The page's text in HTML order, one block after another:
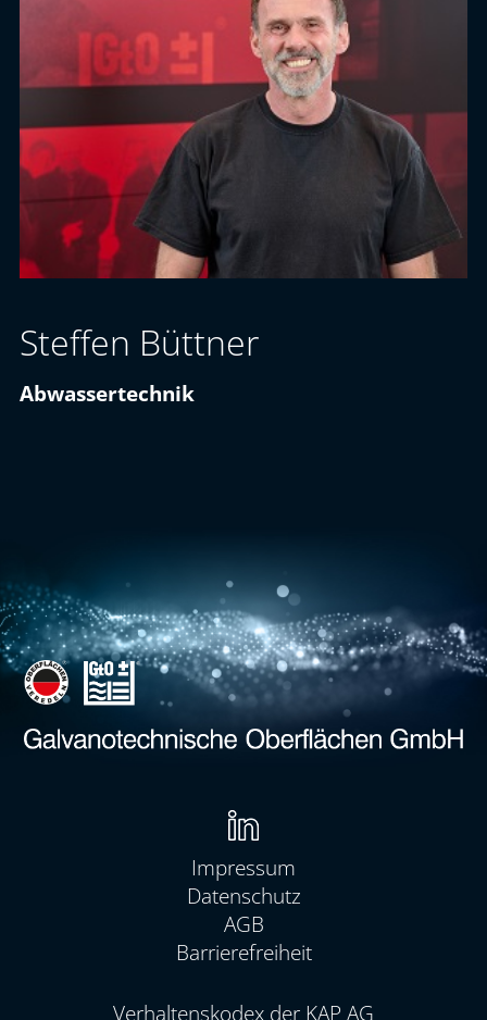
Steffen Büttner
Abwassertechnik
Impressum
Datenschutz
AGB
Barrierefreiheit
NavigationVerhaltenskodex der KAP AG